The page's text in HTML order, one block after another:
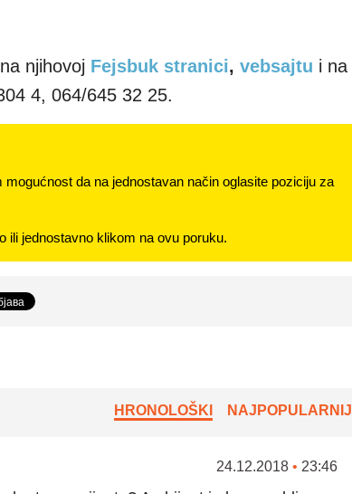
njihovoj Fejsbuk stranici, vebsajtu i na
4, 064/645 32 25.
da na jednostavan način oglasite poziciju za
ili jednostavno klikom na ovu poruku.
HRONOLOŠKI NAJPOPULARNIJI
24.12.2018 • 23:46